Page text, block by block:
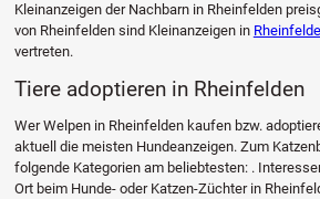
Kleinanzeigen der Nachbarn in Rheinfelden
von Rheinfelden sind Kleinanzeigen in
vertreten.
Tiere adoptieren in Rheinfelden
Wer Welpen in Rheinfelden kaufen bzw.
aktuell die meisten Hundeanzeigen. Zum
folgende Kategorien am beliebtesten: .
Ort beim Hunde- oder Katzen-Züchter in